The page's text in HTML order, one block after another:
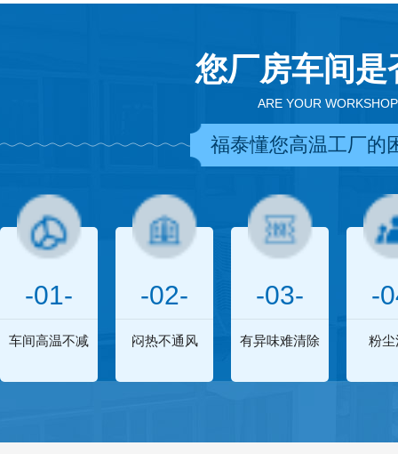
您厂房车间
ARE YOUR
福泰懂您高温工厂的
-01-
车间高温不减
-02-
闷热不通风
-03-
有异味难清除
-
粉尘